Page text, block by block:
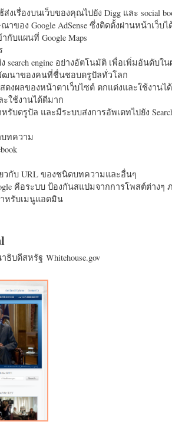
เรื่องบนเว็บของคุณไปยัง Digg และ social
ของ Google AdSense ซึ่งติดตั้งผ่านหน้าเว็บไ
บแผนที่ Google Maps
search engine อย่างอัตโนมัติ เพื่อเพิ่มอันดับใ
ฒนาของคนที่ชื่นชอบดรูปัลทั่วโลก
งผลของหน้าตาเว็บไซต์ ตกแต่งและใช้งานไ
ใช้งานได้ดีมาก
รับดรูปัล และมีระบบส่งการอัพเดทไปยัง
ทความ
กับ URL ของชนิดบทความและอื่นๆ
คือระบบ ป้องกันสแปมจากการโพสต์ต่างๆ
หรับเมนูแอดมิน
บดีสหรัฐ Whitehouse.gov